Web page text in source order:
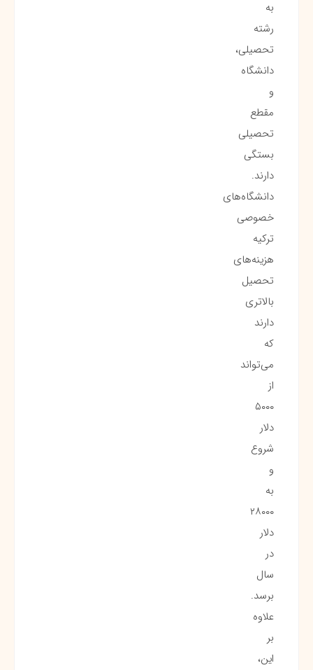
به
رشته
تحصیلی،
دانشگاه
و
مقطع
تحصیلی
بستگی
دارند.
دانشگاه‌های
خصوصی
ترکیه
هزینه‌های
تحصیل
بالاتری
دارند
که
می‌تواند
از
۵۰۰۰
دلار
شروع
و
به
۲۸۰۰۰
دلار
در
سال
برسد.
علاوه
بر
این،